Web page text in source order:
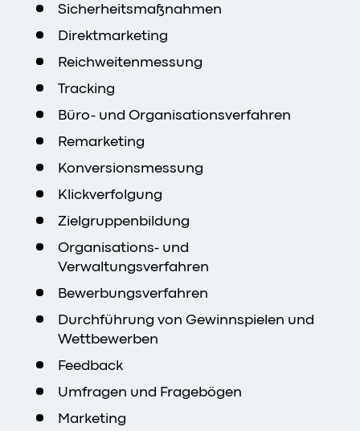
Sicherheitsmaßnahmen
Direktmarketing
Reichweitenmessung
Tracking
Büro- und Organisationsverfahren
Remarketing
Konversionsmessung
Klickverfolgung
Zielgruppenbildung
Organisations- und
Verwaltungsverfahren
Bewerbungsverfahren
Durchführung von Gewinnspielen und
Wettbewerben
Feedback
Umfragen und Fragebögen
Marketing